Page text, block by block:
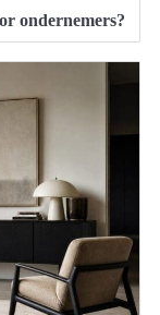
ondernemers?